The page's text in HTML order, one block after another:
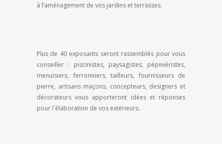
à l’aménagement de vos jardins et terrasses.
Plus de 40 exposants seront rassemblés pour vous
conseiller : piscinistes, paysagistes, pépiniéristes,
menuisiers, ferronniers, tailleurs, fournisseurs de
pierre, artisans maçons, concepteurs, designers et
décorateurs vous apporteront idées et réponses
pour l´élaboration de vos extérieurs.